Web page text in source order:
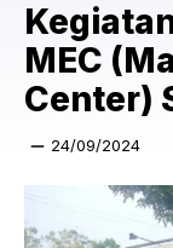
MEC
Center)
24/09/2024